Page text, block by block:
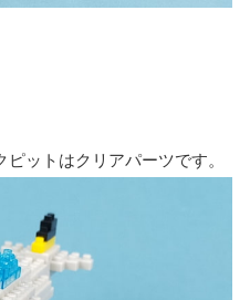
ットはクリアパーツです。